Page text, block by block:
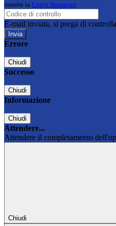
tramite la Login Spaggiari
E-mail inviata, si prega di
Errore
Chiudi
Successo
Chiudi
Informazione
Chiudi
Attendere...
Attendere il completamento
Chiudi